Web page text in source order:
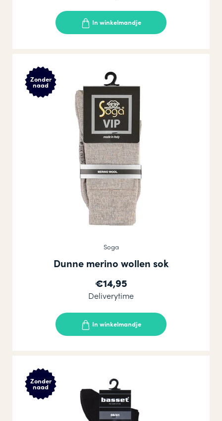
In winkelmandje
Zonder
naad
Soga
Dunne merino wollen sok
€14,95
Deliverytime
In winkelmandje
Zonder
naad